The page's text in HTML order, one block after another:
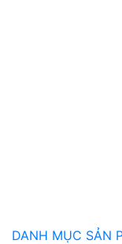
DANH MỤC SẢN